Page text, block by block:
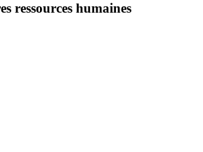
ressources humaines